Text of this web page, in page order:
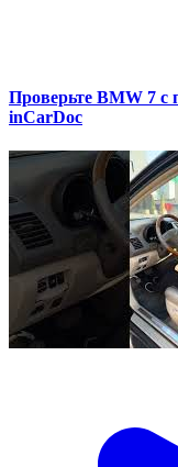
Проверьте BMW 7
inCarDoc